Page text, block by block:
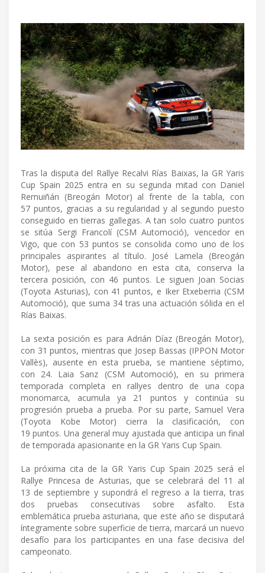
Tras la disputa del Rallye Recalvi Rías Baixas, la GR Yaris
Cup Spain 2025 entra en su segunda mitad con Daniel
Remuiñán (Breogán Motor) al frente de la tabla, con
57 puntos, gracias a su regularidad y al segundo puesto
conseguido en tierras gallegas. A tan solo cuatro puntos
se sitúa Sergi Francolí (CSM Automoció), vencedor en
Vigo, que con 53 puntos se consolida como uno de los
principales aspirantes al título. José Lamela (Breogán
Motor), pese al abandono en esta cita, conserva la
tercera posición, con 46 puntos. Le siguen Joan Socias
(Toyota Asturias), con 41 puntos, e Iker Etxeberria (CSM
Automoció), que suma 34 tras una actuación sólida en el
Rías Baixas.
La sexta posición es para Adrián Díaz (Breogán Motor),
con 31 puntos, mientras que Josep Bassas (IPPON Motor
Vallès), ausente en esta prueba, se mantiene séptimo,
con 24. Laia Sanz (CSM Automoció), en su primera
temporada completa en rallyes dentro de una copa
monomarca, acumula ya 21 puntos y continúa su
progresión prueba a prueba. Por su parte, Samuel Vera
(Toyota Kobe Motor) cierra la clasificación, con
19 puntos. Una general muy ajustada que anticipa un final
de temporada apasionante en la GR Yaris Cup Spain.
La próxima cita de la GR Yaris Cup Spain 2025 será el
Rallye Princesa de Asturias, que se celebrará del 11 al
13 de septiembre y supondrá el regreso a la tierra, tras
dos pruebas consecutivas sobre asfalto. Esta
emblemática prueba asturiana, que este año se disputará
íntegramente sobre superficie de tierra, marcará un nuevo
desafío para los participantes en una fase decisiva del
campeonato.